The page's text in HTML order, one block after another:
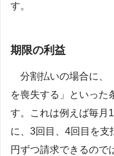
す。
期限の利益
分割払いの場合に、
を喪失する」といった
す。これは例えば毎月
に、3回目、4回目を支
円ずつ請求できるので